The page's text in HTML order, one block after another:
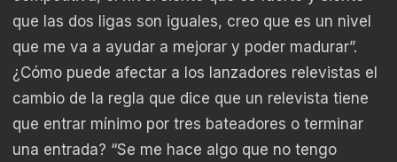
que las dos ligas son iguales, creo que es un nivel
que me va a ayudar a mejorar y poder madurar”.
¿Cómo puede afectar a los lanzadores relevistas el
cambio de la regla que dice que un relevista tiene
que entrar mínimo por tres bateadores o terminar
una entrada? “Se me hace algo que no tengo